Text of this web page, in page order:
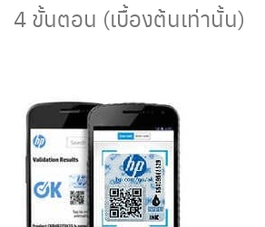
4 ขั้นตอน (เบื้องต้นเท่านั้น)